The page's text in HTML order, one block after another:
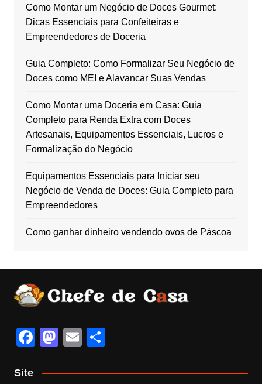
Como Montar um Negócio de Doces Gourmet:
Dicas Essenciais para Confeiteiras e
Empreendedores de Doceria
Guia Completo: Como Formalizar Seu Negócio de
Doces como MEI e Alavancar Suas Vendas
Como Montar uma Doceria em Casa: Guia
Completo para Renda Extra com Doces
Artesanais, Equipamentos Essenciais, Lucros e
Formalização do Negócio
Equipamentos Essenciais para Iniciar seu
Negócio de Venda de Doces: Guia Completo para
Empreendedores
Como ganhar dinheiro vendendo ovos de Páscoa
F
c
M
st
E
ail
S
ar
Site